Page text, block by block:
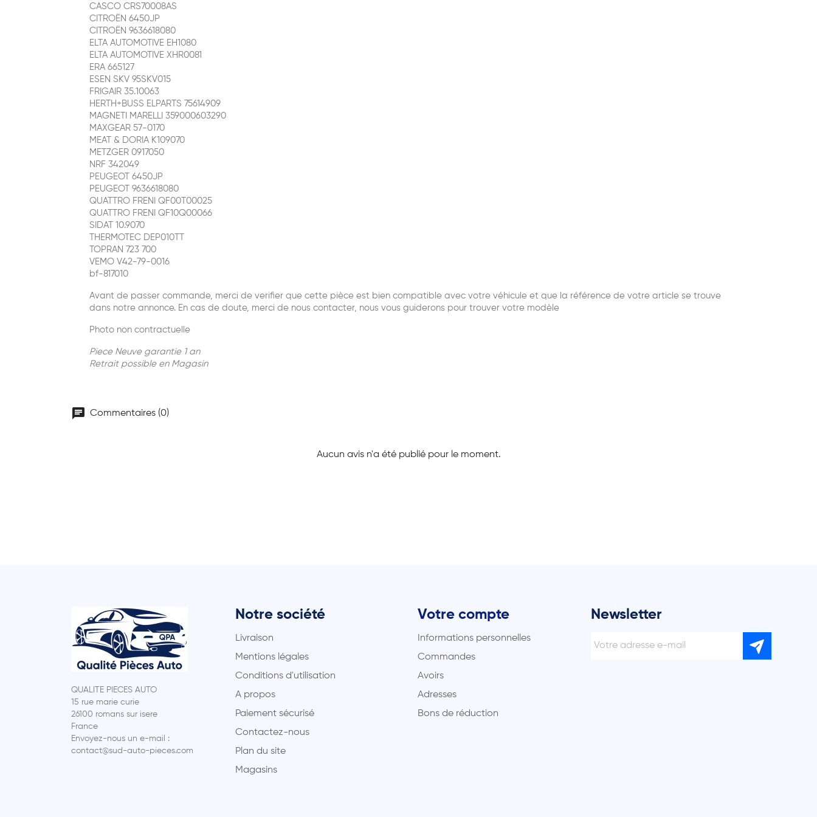
CASCO CRS70008AS
CITROËN 6450JP
CITROËN 9636618080
ELTA AUTOMOTIVE EH1080
ELTA AUTOMOTIVE XHR0081
ERA 665127
ESEN SKV 95SKV015
FRIGAIR 35.10063
HERTH+BUSS ELPARTS 75614909
MAGNETI MARELLI 359000603290
MAXGEAR 57-0170
MEAT & DORIA K109070
METZGER 0917050
NRF 342049
PEUGEOT 6450JP
PEUGEOT 9636618080
QUATTRO FRENI QF00T00025
QUATTRO FRENI QF10Q00066
SIDAT 10.9070
THERMOTEC DEP010TT
TOPRAN 723 700
VEMO V42-79-0016
bf-817010
Avant de passer commande, merci de verifier que cette pièce est bien compatible avec votre véhicule et que la référence de votre article se trouve
dans notre annonce. En cas de doute, merci de nous contacter, nous vous guiderons pour trouver votre modèle
Photo non contractuelle
Piece Neuve garantie 1 an
Retrait possible en Magasin
chat Commentaires (0)
Aucun avis n'a été publié pour le moment.
QUALITE PIECES AUTO
15 rue marie curie
26100 romans sur isere
France
Envoyez-nous un e-mail :
contact@sud-auto-pieces.com
Notre société
Livraison
Mentions légales
Conditions d'utilisation
A propos
Paiement sécurisé
Contactez-nous
Plan du site
Magasins
Votre compte
Informations personnelles
Commandes
Avoirs
Adresses
Bons de réduction
Newsletter